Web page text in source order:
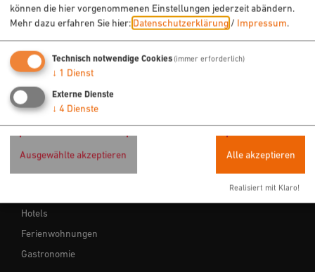
URLAUB & FREIZEIT
Radfahren
Wandern
Freizeit
Sehenswertes
Veranstaltungen
Hotels
Ferienwohnungen
Gastronomie
können die hier vorgenommenen Einstellungen jederzeit abändern.
Mehr dazu erfahren Sie hier: Datenschutzerklärung / Impressum.
Technisch notwendige Cookies(immer erforderlich)
↓ 1 Dienst
Externe Dienste
↓ 4 Dienste
Ausgewählte akzeptieren Alle akzeptieren
Realisiert mit Klaro!